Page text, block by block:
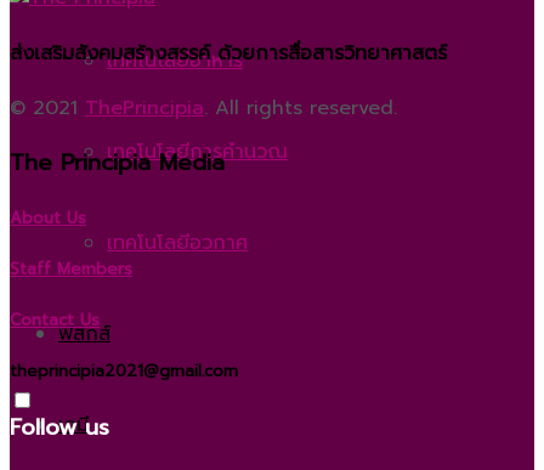
เทคโนโลยีอาหาร
เทคโนโลยีการคำนวณ
เทคโนโลยีอวกาศ
ฟิสิกส์
เคมี
ส่งเสริมสังคมสร้างสรรค์ ด้วยการสื่อสารวิทยาศาสตร์
© 2021 ThePrincipia. All rights reserved.
The Principia Media
About Us
Staff Members
Contact Us
theprincipia2021@gmail.com
Follow us